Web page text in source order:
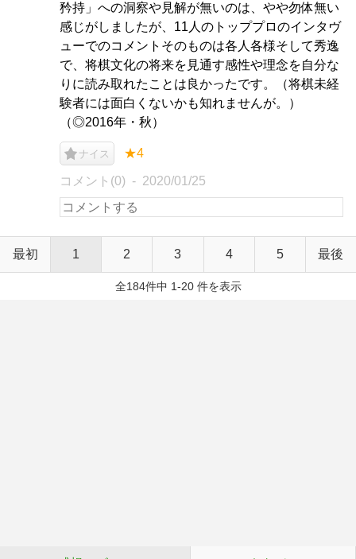
矜持」への洞察や見解が無いのは、やや勿体無い
感じがしましたが、11人のトッププロのインタヴ
ューでのコメントそのものは各人各様そして秀逸
で、将棋文化の将来を見通す感性や理念を自分な
りに読み取れたことは良かったです。（将棋未経
験者には面白くないかも知れませんが。）
（◎2016年・秋）
ナイス ★4
コメント(0) 2020/01/25
最初 1 2 3 4 5 最後
全184件中 1-20 件を表示